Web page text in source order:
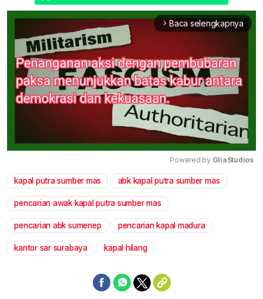
arrow_forward_ios Baca selengkapnya
Mute
Powered by GliaStudios
kapal putra sumber mas abk kapal putra sumber mas
pencarian awak kapal putra sumber mas
pencarian abk sumenep pencarian kapal madura
kantor sar surabaya kapal hilang